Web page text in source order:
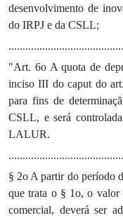
desenvolvimento de
do IRPJ e da CSLL;
"Art. 6o A quota de
inciso III do caput do
para fins de
CSLL, e será
LALUR.
§ 2o A partir do período
que trata o § 1o, o valor
comercial, deverá ser